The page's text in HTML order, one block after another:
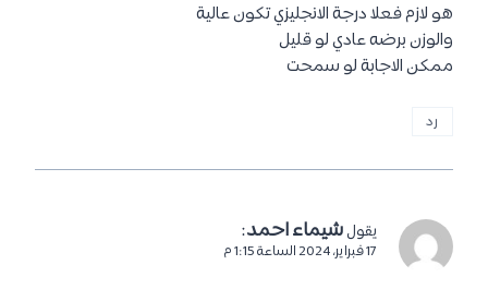
هو لازم فعلا درجة الانجليزي تكون عالية
والوزن برضه عادي لو قليل
ممكن الاجابة لو سمحت
رد
يقول شيماء احمد:
17 فبراير، 2024 الساعة 1:15 م